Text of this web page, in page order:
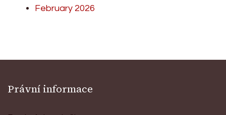
February 2026
Právní informace